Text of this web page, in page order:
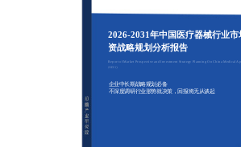
2026-2031年中国医疗器械行业
资战略规划分析报告
Report of Market Prospective and Investment Strategy Planning On China Medical
2031）
企业中长期战略规划必备
不深度调研行业形势就决策，回报将无从谈起